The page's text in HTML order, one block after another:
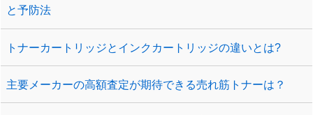
と予防法
トナーカートリッジとインクカートリッジの違いとは?
主要メーカーの高額査定が期待できる売れ筋トナーは？